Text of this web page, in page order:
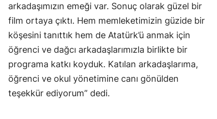
Tekirdağ
Tokat
Trabzon
Tunceli
Şanlıurfa
arkadaşımızın emeği var. Sonuç olarak güzel bir
film ortaya çıktı. Hem memleketimizin güzide bir
köşesini tanıttık hem de Atatürk’ü anmak için
öğrenci ve dağcı arkadaşlarımızla birlikte bir
programa katkı koyduk. Katılan arkadaşlarıma,
öğrenci ve okul yönetimine canı gönülden
teşekkür ediyorum” dedi.